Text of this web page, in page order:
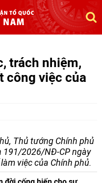
trách nhiệm,
công việc của
Thủ tướng Chính phủ
191/2026/NĐ-CР ngày
việc của Chính phủ.